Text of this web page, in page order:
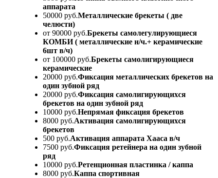
аппарата
50000 руб.Металлические брекеты ( две
челюсти)
от 90000 руб.Брекеты самолегулирующиеся
КОМБИ ( металлические н/ч.+ керамические
6шт в/ч)
от 100000 руб.Брекеты самолигирующиеся
керамические
20000 руб.Фиксация металлических брекетов на
один зубной ряд
20000 руб.Фиксация самолигирующихся
брекетов на один зубной ряд
10000 руб.Непрямая фиксация брекетов
8000 руб.Активация самолигирующихся
брекетов
500 руб.Активация аппарата Хааса в/ч
7500 руб.Фиксация ретейнера на один зубной
ряд
10000 руб.Ретенционная пластинка / каппа
8000 руб.Каппа спортивная